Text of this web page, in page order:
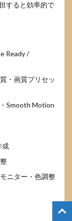
すると効率的で
Ready /
・画質プリセッ
Smooth Motion
成
ニター・色調整